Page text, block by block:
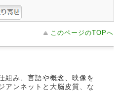
このページのTOPへ
組み、言語や概念、映像を
アンネットと大脳皮質、な